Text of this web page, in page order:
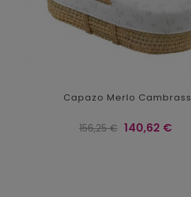
Capazo Merlo Cambrass
Precio
156,25 € Precio
140,62 €